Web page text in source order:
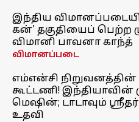
இந்திய
கன்' தகுதியைப்
விமானி பாவனா காந்த்
விமானப்படை
எம்என்சி நிறுவனத்தின்
கூட்டணி! இந்தியாவின்
மெஷின்; டாடாவும்
உதவி